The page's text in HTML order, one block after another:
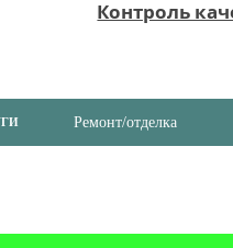
Контроль
Ремонт/отделка